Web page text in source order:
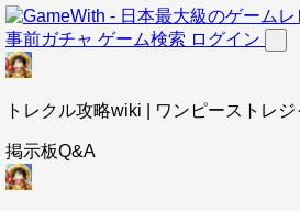
事前ガチャ ゲーム検索 ログイン
トレクル攻略wiki | ワンピーストレ
掲示板Q&A